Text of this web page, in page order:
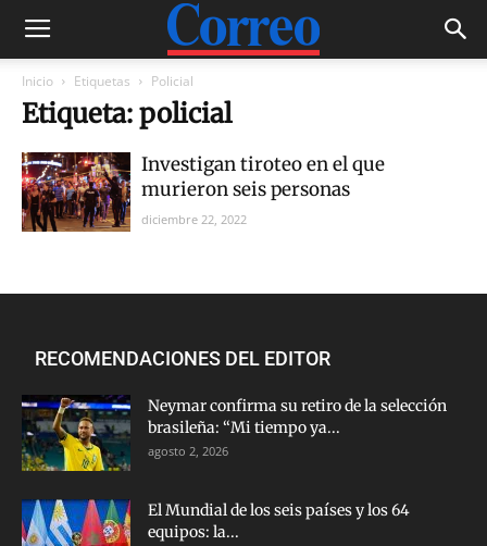
Inicio Etiquetas Policial
Etiqueta: policial
Investigan tiroteo en el que
murieron seis personas
diciembre 22, 2022
RECOMENDACIONES DEL EDITOR
Neymar confirma su retiro de la selección
brasileña: “Mi tiempo ya...
agosto 2, 2026
El Mundial de los seis países y los 64
equipos: la...